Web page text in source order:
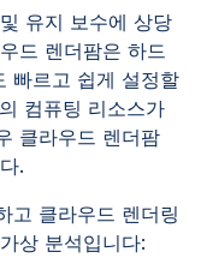
유지 보수에 상당
드 렌더팜은 하드
빠르고 쉽게 설정할
컴퓨팅 리소스가
클라우드 렌더팜
.
고 클라우드 렌더링
상 분석입니다: